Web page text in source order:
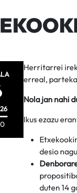
Herritarrei
erreal,
Nola jan nahi
Ikus ezazu
desio
duten 14